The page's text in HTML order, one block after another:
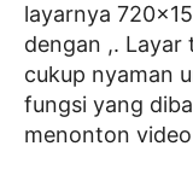
layarnya
dengan ,.
cukup nyaman
fungsi yang
menonton